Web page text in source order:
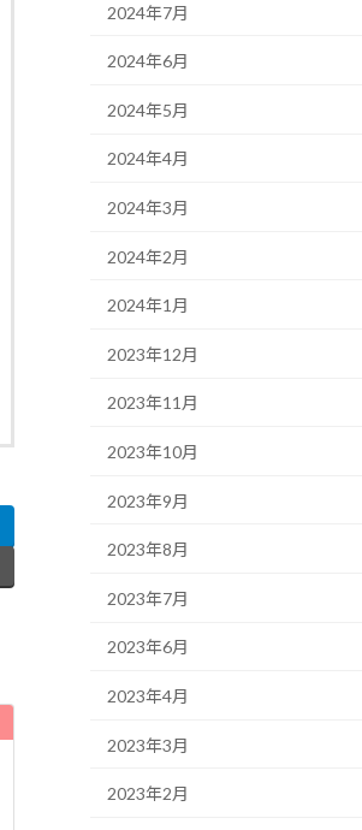
2024年7月
2024年6月
2024年5月
2024年4月
2024年3月
2024年2月
2024年1月
2023年12月
2023年11月
2023年10月
2023年9月
2023年8月
2023年7月
2023年6月
2023年4月
2023年3月
2023年2月